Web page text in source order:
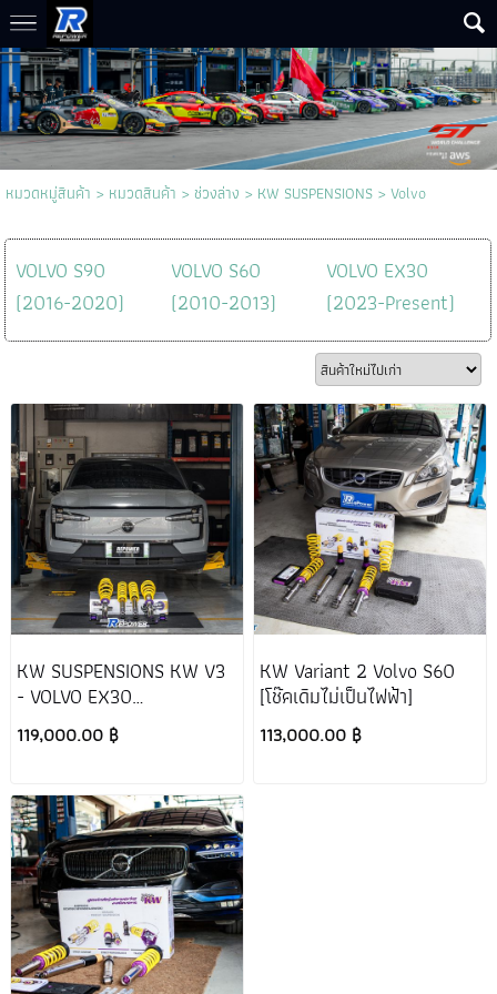
หมวดหมู่สินค้า > หมวดสินค้า > ช่วงล่าง > KW SUSPENSIONS>Volvo
VOLVO S90
(2016-2020)
VOLVO S60
(2010-2013)
VOLVO EX30
(2023-Present)
KW SUSPENSIONS KW V3
- VOLVO EX30
PERFORMANCE
119,000.00 ฿
KW Variant 2 Volvo S60
[โช๊คเดิมไม่เป็นไฟฟ้า]
113,000.00 ฿